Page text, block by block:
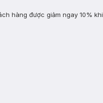
hàng được giảm ngay 10% khi